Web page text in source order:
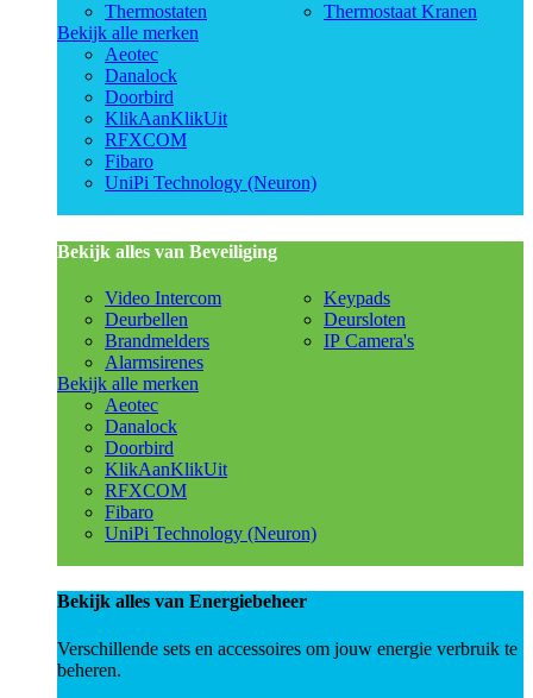
Thermostaten
Thermostaat Kranen
Bekijk alle merken
Aeotec
Danalock
Doorbird
KlikAanKlikUit
RFXCOM
Fibaro
UniPi Technology (Neuron)
Bekijk alles van Beveiliging
Video Intercom
Deurbellen
Brandmelders
Alarmsirenes
Keypads
Deursloten
IP Camera's
Bekijk alle merken
Aeotec
Danalock
Doorbird
KlikAanKlikUit
RFXCOM
Fibaro
UniPi Technology (Neuron)
Bekijk alles van Energiebeheer
Verschillende sets en accessoires om jouw energie verbruik te
beheren.